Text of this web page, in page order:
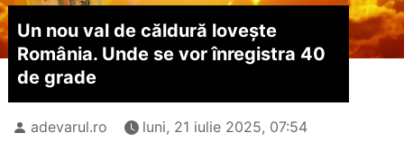
Un nou val de căldură lovește
România. Unde se vor înregistra 40
de grade
adevarul.ro luni, 21 iulie 2025, 07:54